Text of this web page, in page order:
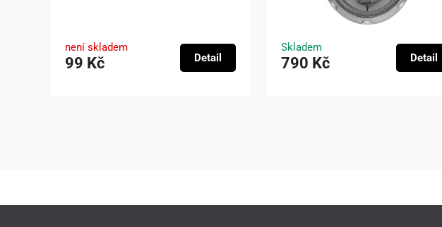
není skladem
99 Kč Detail
Skladem
790 Kč Detail